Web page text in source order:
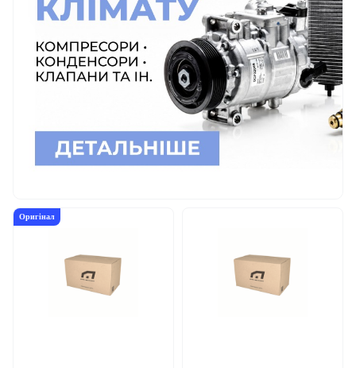
Оригінал